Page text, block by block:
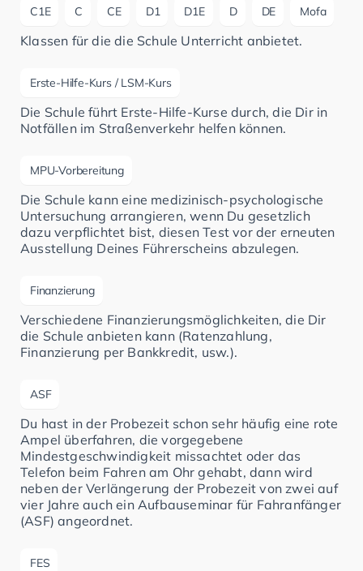
C1E C CE D1 D1E D DE Mofa
Klassen für die die Schule Unterricht anbietet.
Erste-Hilfe-Kurs / LSM-Kurs
Die Schule führt Erste-Hilfe-Kurse durch, die Dir in
Notfällen im Straßenverkehr helfen können.
MPU-Vorbereitung
Die Schule kann eine medizinisch-psychologische
Untersuchung arrangieren, wenn Du gesetzlich
dazu verpflichtet bist, diesen Test vor der erneuten
Ausstellung Deines Führerscheins abzulegen.
Finanzierung
Verschiedene Finanzierungsmöglichkeiten, die Dir
die Schule anbieten kann (Ratenzahlung,
Finanzierung per Bankkredit, usw.).
ASF
Du hast in der Probezeit schon sehr häufig eine rote
Ampel überfahren, die vorgegebene
Mindestgeschwindigkeit missachtet oder das
Telefon beim Fahren am Ohr gehabt, dann wird
neben der Verlängerung der Probezeit von zwei auf
vier Jahre auch ein Aufbauseminar für Fahranfänger
(ASF) angeordnet.
FES